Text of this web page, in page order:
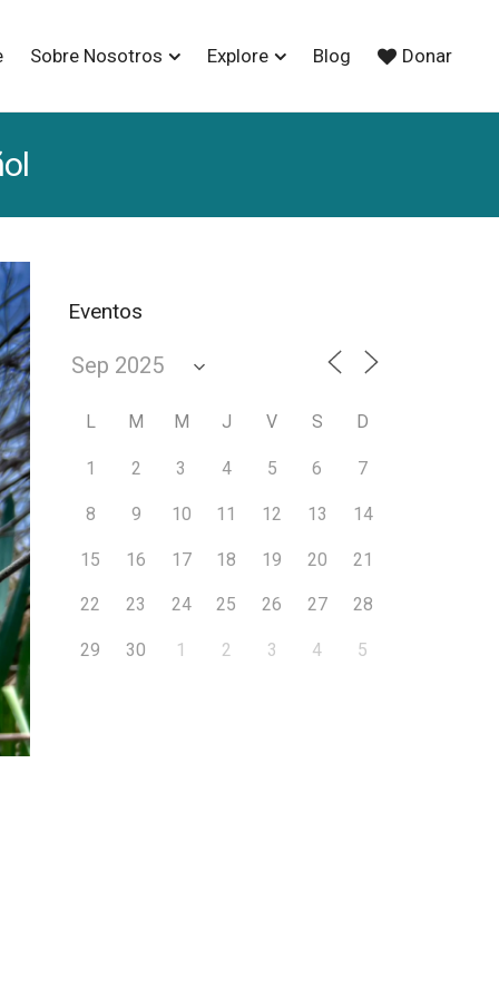
Sobre Nosotros Explore Blog Donar
Eventos
L M M J V S D
1 2 3 4 5 6 7
8 9 10 11 12 13 14
15 16 17 18 19 20 21
22 23 24 25 26 27 28
29 30 1 2 3 4 5